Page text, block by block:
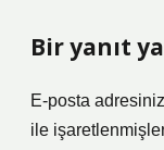
Bir yanıt
E-posta
ile